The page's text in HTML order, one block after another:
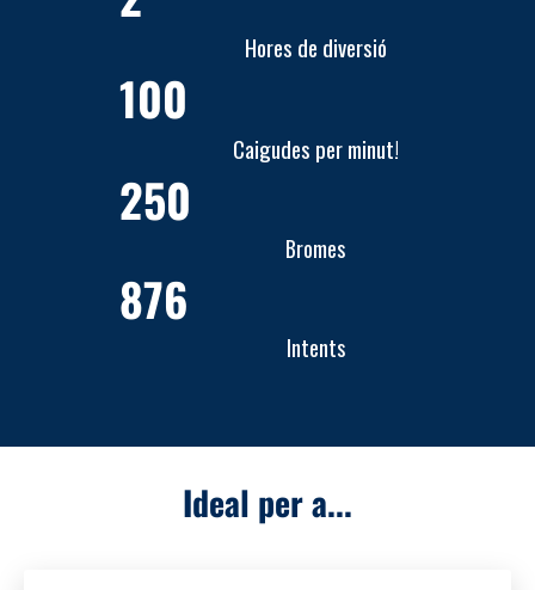
Hores de diversió
Caigudes per minut!
100
Bromes
250
Intents
876
Ideal per a...